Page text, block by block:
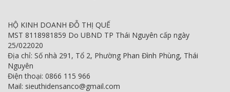
HỘ KINH DOANH ĐỖ THỊ QUẾ
MST 8118981859 Do UBND TP Thái Nguyên cấp ngày
25/022020
Địa chỉ: Số nhà 291, Tổ 2, Phường Phan Đình Phùng, Thái
Nguyên
Điện thoại: 0866 115 966
Mail: sieuthidensanco@gmail.com